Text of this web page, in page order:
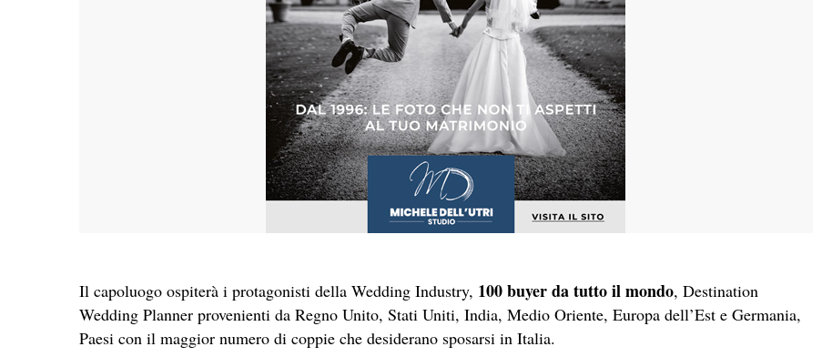
Il capoluogo ospiterà i protagonisti della Wedding Industry, 100 buyer da tutto il mondo, Destination
Wedding Planner provenienti da Regno Unito, Stati Uniti, India, Medio Oriente, Europa dell’Est e Germania,
Paesi con il maggior numero di coppie che desiderano sposarsi in Italia.